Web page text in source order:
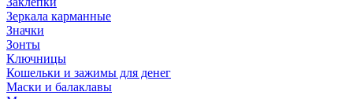
Зеркала карманные
Значки
Зонты
Ключницы
Кошельки и зажимы для денег
Маски и балаклавы